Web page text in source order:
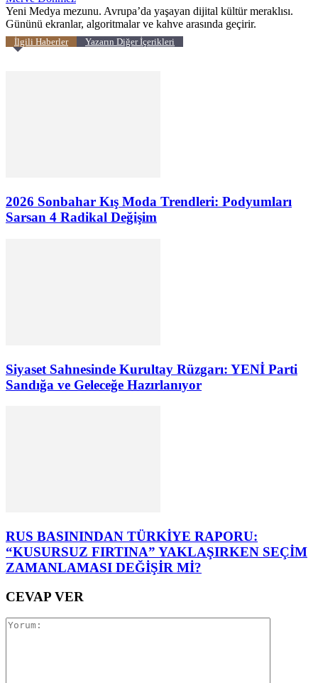
Yeni Medya mezunu. Avrupa’da yaşayan dijital kültür meraklısı.
Gününü ekranlar, algoritmalar ve kahve arasında geçirir.
İlgili Haberler Yazarın Diğer İçerikleri
2026 Sonbahar Kış Moda Trendleri: Podyumları
Sarsan 4 Radikal Değişim
Siyaset Sahnesinde Kurultay Rüzgarı: YENİ Parti
Sandığa ve Geleceğe Hazırlanıyor
RUS BASININDAN TÜRKİYE RAPORU:
“KUSURSUZ FIRTINA” YAKLAŞIRKEN SEÇİM
ZAMANLAMASI DEĞİŞİR Mİ?
CEVAP VER